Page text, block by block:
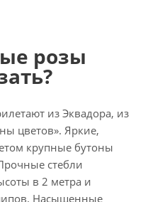
розы
из Эквадора, из
цветов». Яркие,
крупные бутоны
стебли
в 2 метра и
Насыщенные